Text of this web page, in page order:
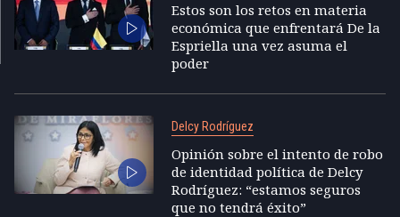
Estos son los retos en materia
económica que enfrentará De la
Espriella una vez asuma el
poder
Delcy Rodríguez
Opinión sobre el intento de robo
de identidad política de Delcy
Rodríguez: “estamos seguros
que no tendrá éxito”